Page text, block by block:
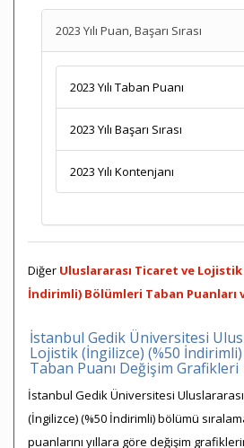
2023 Yılı Puan, Başarı Sırası
2023 Yılı Taban Puanı
2023 Yılı Başarı Sırası
2023 Yılı Kontenjanı
Diğer Uluslararası Ticaret ve
İndirimli) Bölümleri Taban Puanları
İstanbul Gedik Üniversitesi
Lojistik (İngilizce) (%50 İndirimli)
Taban Puanı Değişim Grafikleri
İstanbul Gedik Üniversitesi
(İngilizce) (%50 İndirimli) bölümü
puanlarını yıllara göre değişim